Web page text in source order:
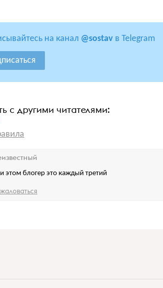
на канал @sostav в Telegram
с другими читателями:
этом блогер это каждый третий